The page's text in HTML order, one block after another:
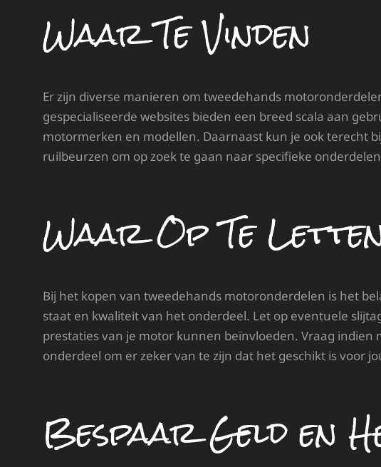
Waar Te Vinden
Er zijn diverse manieren om tweedehands
gespecialiseerde websites bieden een breed scala aan
motormerken en modellen. Daarnaast kun je ook terecht
ruilbeurzen om op zoek te gaan naar specifieke
Waar Op Te
Bij het kopen van tweedehands motoronderdelen is het
staat en kwaliteit van het onderdeel. Let op eventuele
prestaties van je motor kunnen beïnvloeden. Vraag indien
onderdeel om er zeker van te zijn dat het geschikt is voor
Bespaar Geld en